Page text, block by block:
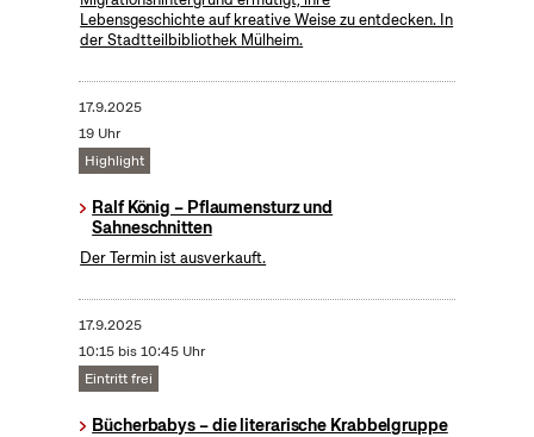
Lebensgeschichte auf kreative Weise zu entdecken. In
der Stadtteilbibliothek Mülheim.
17.9.2025
19 Uhr
Highlight
Ralf König – Pflaumensturz und
Sahneschnitten
Der Termin ist ausverkauft.
17.9.2025
10:15 bis 10:45 Uhr
Eintritt frei
Bücherbabys – die literarische Krabbelgruppe